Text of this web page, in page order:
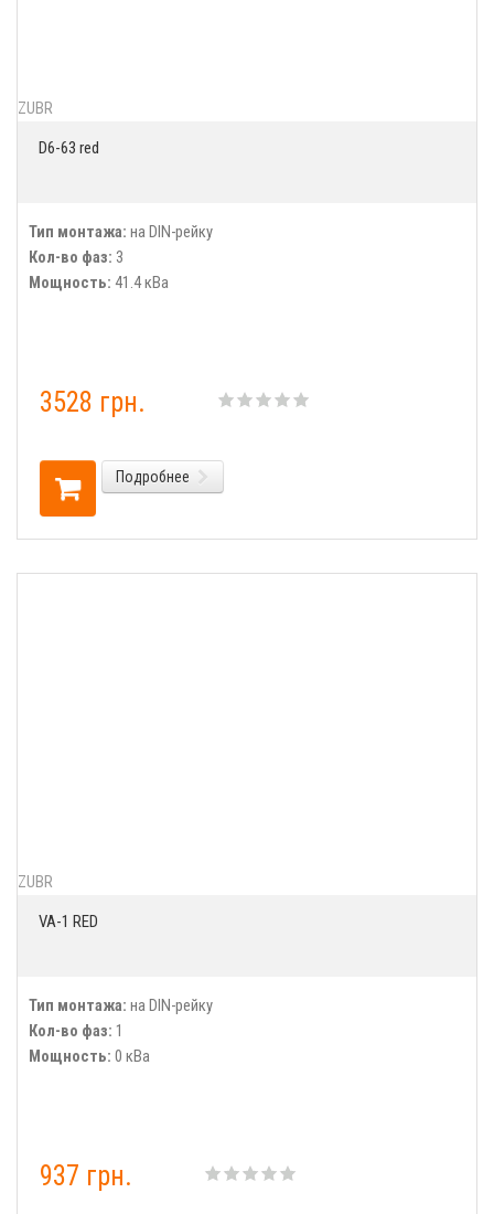
ZUBR
D6-63 red
Тип монтажа: на DIN-рейку
Кол-во фаз: 3
Мощность: 41.4 кВа
3528 грн.
Подробнее
ZUBR
VA-1 RED
Тип монтажа: на DIN-рейку
Кол-во фаз: 1
Мощность: 0 кВа
937 грн.